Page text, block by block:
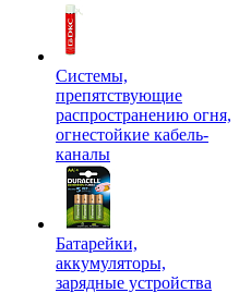
Системы,
препятствующие
распространению огня,
огнестойкие кабель-
каналы
Батарейки,
аккумуляторы,
зарядные устройства